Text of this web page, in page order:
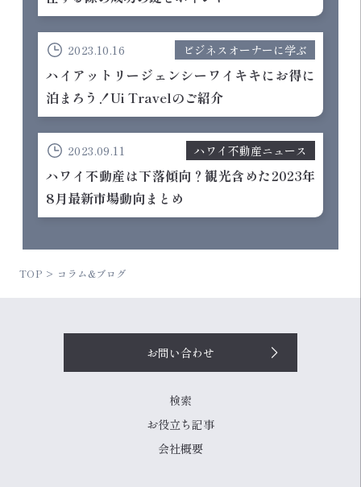
2023.10.16 ビジネスオーナーに学ぶ
ハイアットリージェンシーワイキキにお得に
泊まろう！Ui Travelのご紹介
2023.09.11 ハワイ不動産ニュース
ハワイ不動産は下落傾向？観光含めた2023年
8月最新市場動向まとめ
TOP コラム&ブログ
お問い合わせ
検索
お役立ち記事
会社概要